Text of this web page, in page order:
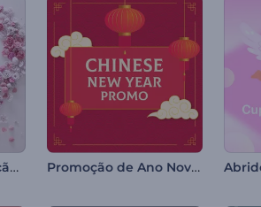
Introdução do Coração de Flores do Dia dos Namorados Promoção de Ano Novo Chinês